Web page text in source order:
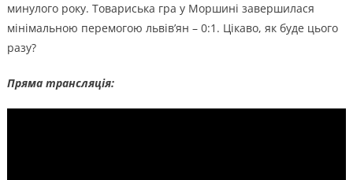
минулого року. Товариська гра у Моршині завершилася
мінімальною перемогою львів’ян – 0:1. Цікаво, як буде цього
разу?
Пряма трансляція: